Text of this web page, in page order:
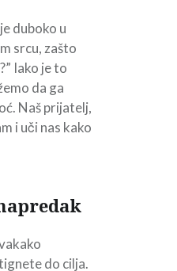
duboko u
srcu, zašto
Iako je to
da ga
Naš prijatelj,
i uči nas kako
do cilja.